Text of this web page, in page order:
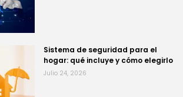
Sistema de seguridad para el
hogar: qué incluye y cómo elegirlo
Julio 24, 2026